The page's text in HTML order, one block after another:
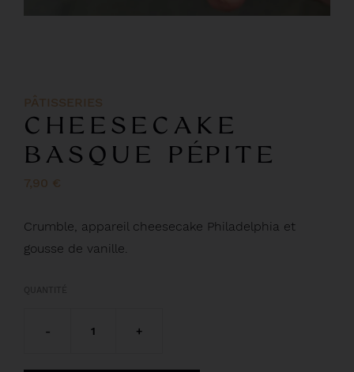
PÂTISSERIES
CHEESECAKE
BASQUE PÉPITE
7,90 €
Crumble, appareil cheesecake Philadelphia et
gousse de vanille.
- 1 +